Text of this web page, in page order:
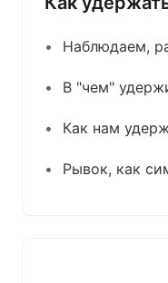
Наблюдаем,
В "чем"
Как нам
Рывок, как